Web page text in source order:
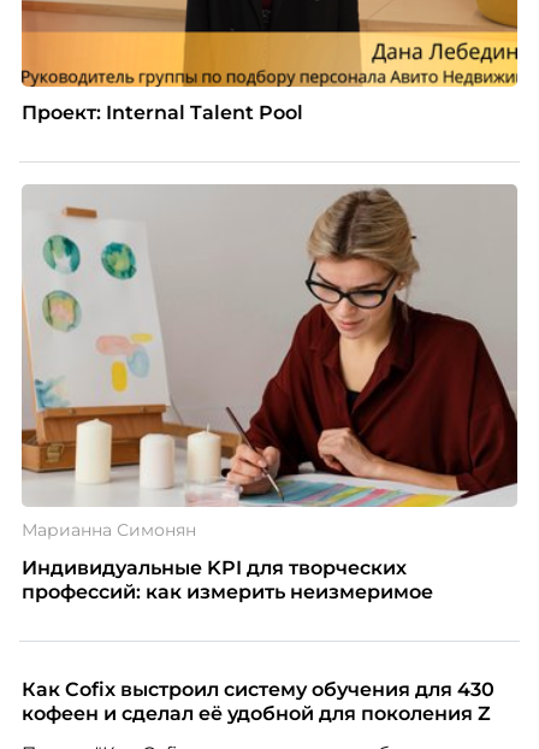
Проект: Internal Talent Pool
Марианна Симонян
Индивидуальные KPI для творческих
профессий: как измерить неизмеримое
Как Cofix выстроил систему обучения для 430
кофеен и сделал её удобной для поколения Z